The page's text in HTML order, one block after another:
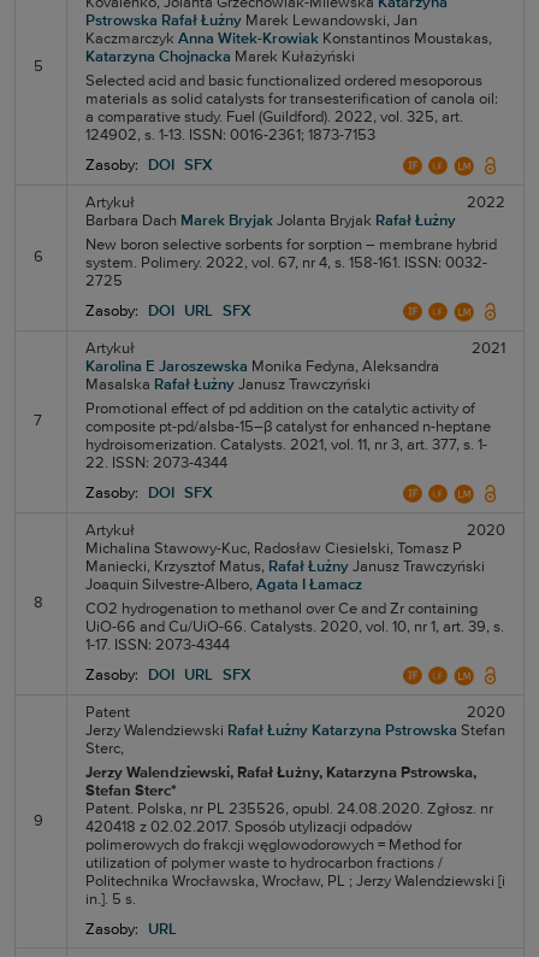
5
Pstrowska Rafał Łużny Marek Lewandowski, Jan
Kaczmarczyk Anna Witek-Krowiak Konstantinos Moustakas,
Katarzyna Chojnacka Marek Kułażyński
Selected acid and basic functionalized ordered mesoporous
materials as solid catalysts for transesterification of canola oil:
a comparative study. Fuel (Guildford). 2022, vol. 325, art.
124902, s. 1-13. ISSN: 0016-2361; 1873-7153
Zasoby:
DOI SFX
6
Artykuł
2022
Barbara Dach Marek Bryjak Jolanta Bryjak Rafał Łużny
New boron selective sorbents for sorption – membrane hybrid
system. Polimery. 2022, vol. 67, nr 4, s. 158-161. ISSN: 0032-
2725
Zasoby:
DOI URL SFX
7
Artykuł
2021
Karolina E Jaroszewska Monika Fedyna, Aleksandra
Masalska Rafał Łużny Janusz Trawczyński
Promotional effect of pd addition on the catalytic activity of
composite pt-pd/alsba-15–β catalyst for enhanced n-heptane
hydroisomerization. Catalysts. 2021, vol. 11, nr 3, art. 377, s. 1-
22. ISSN: 2073-4344
Zasoby:
DOI SFX
8
Artykuł
2020
Michalina Stawowy-Kuc, Radosław Ciesielski, Tomasz P
Maniecki, Krzysztof Matus, Rafał Łużny Janusz Trawczyński
Joaquin Silvestre-Albero, Agata I Łamacz
CO2 hydrogenation to methanol over Ce and Zr containing
UiO-66 and Cu/UiO-66. Catalysts. 2020, vol. 10, nr 1, art. 39, s.
1-17. ISSN: 2073-4344
Zasoby:
DOI URL SFX
9
Patent
2020
Jerzy Walendziewski Rafał Łużny Katarzyna Pstrowska Stefan
Sterc,
Jerzy Walendziewski, Rafał Łużny, Katarzyna Pstrowska,
Stefan Sterc*
Patent. Polska, nr PL 235526, opubl. 24.08.2020. Zgłosz. nr
420418 z 02.02.2017. Sposób utylizacji odpadów
polimerowych do frakcji węglowodorowych = Method for
utilization of polymer waste to hydrocarbon fractions /
Politechnika Wrocławska, Wrocław, PL ; Jerzy Walendziewski [i
in.]. 5 s.
Zasoby:
URL